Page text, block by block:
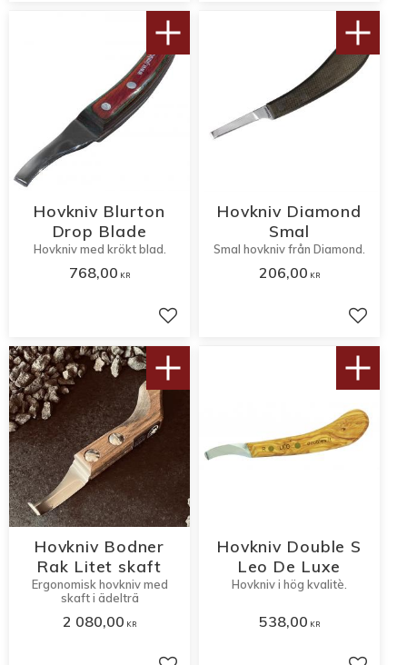
Hovkniv Blurton
Drop Blade
Hovkniv med krökt blad.
768,00 KR
Lägg till i favoriter
Hovkniv Diamond
Smal
Smal hovkniv från Diamond.
206,00 KR
Lägg
Hovkniv Bodner
Rak Litet skaft
Ergonomisk hovkniv med
skaft i ädelträ
2 080,00 KR
Hovkniv Double S
Leo De Luxe
Hovkniv i hög kvalitè.
538,00 KR